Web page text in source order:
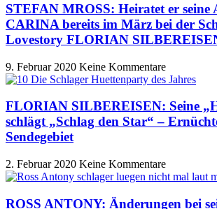
STEFAN MROSS: Heiratet er seine
CARINA bereits im März bei der
Lovestory FLORIAN
9. Februar 2020 Keine Kommentare
FLORIAN SILBEREISEN: Seine
schlägt „Schlag den Star“ –
Sendegebiet
2. Februar 2020 Keine Kommentare
ROSS ANTONY: Änderungen bei